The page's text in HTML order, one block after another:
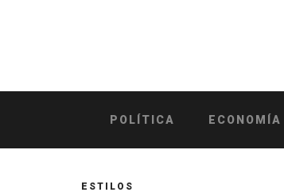
POLÍTICA ECONOMÍA
ESTILOS